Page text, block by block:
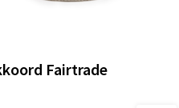
Fairtrade